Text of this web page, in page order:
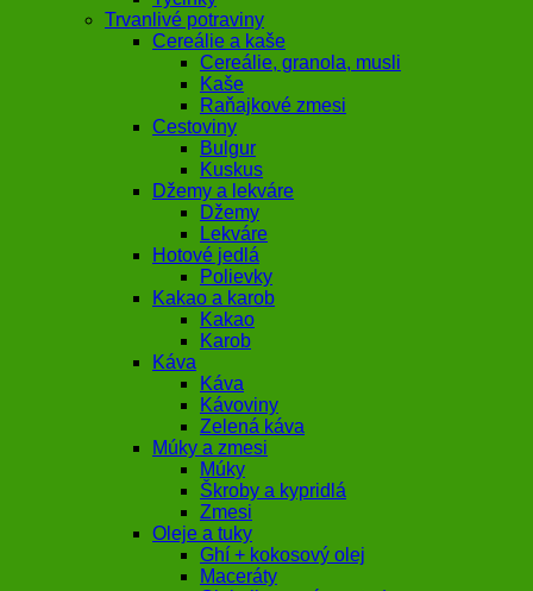
Trvanlivé potraviny
Cereálie a kaše
Cereálie, granola, musli
Kaše
Raňajkové zmesi
Cestoviny
Bulgur
Kuskus
Džemy a lekváre
Džemy
Lekváre
Hotové jedlá
Polievky
Kakao a karob
Kakao
Karob
Káva
Káva
Kávoviny
Zelená káva
Múky a zmesi
Múky
Škroby a kypridlá
Zmesi
Oleje a tuky
Ghí + kokosový olej
Maceráty